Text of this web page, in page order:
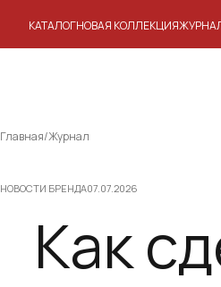
content
КАТАЛОГНОВАЯ КОЛЛЕКЦИЯ
Главная/Журнал
НОВОСТИ БРЕНДА07.07.2026
Как